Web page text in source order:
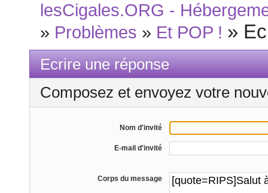
lesCigales.ORG -
» Problèmes » Et POP ! »
Ecrire une réponse
Composez et envoyez votre
Nom d'invité
E-mail d'invité
Corps du message